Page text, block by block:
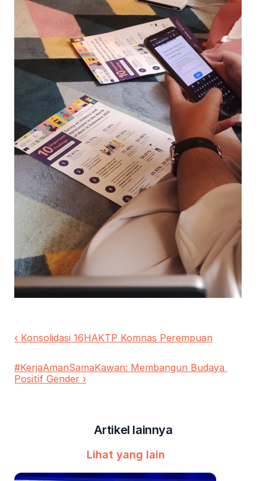
‹ Konsolidasi 16HAKTP Komnas Perempuan
#KerjaAmanSamaKawan: Membangun Budaya
Positif Gender ›
Artikel lainnya
Lihat yang lain